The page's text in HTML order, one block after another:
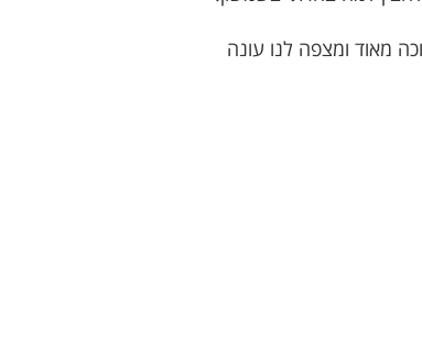
מאוד ומצפה לנו עונה